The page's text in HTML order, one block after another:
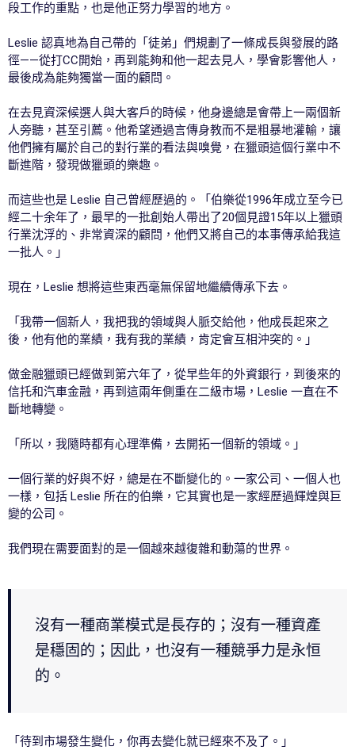
段工作的重點，也是他正努力學習的地方。
Leslie 認真地為自己帶的「徒弟」們規劃了一條成長與發展的路
徑——從打CC開始，再到能夠和他一起去見人，學會影響他人，
最後成為能夠獨當一面的顧問。
在去見資深候選人與大客戶的時候，他身邊總是會帶上一兩個新
人旁聽，甚至引薦。他希望通過言傳身教而不是粗暴地灌輸，讓
他們擁有屬於自己的對行業的看法與嗅覺，在獵頭這個行業中不
斷進階，發現做獵頭的樂趣。
而這些也是 Leslie 自己曾經歷過的。「伯樂從1996年成立至今已
經二十余年了，最早的一批創始人帶出了20個見證15年以上獵頭
行業沈浮的、非常資深的顧問，他們又將自己的本事傳承給我這
一批人。」
現在，Leslie 想將這些東西毫無保留地繼續傳承下去。
「我帶一個新人，我把我的領域與人脈交給他，他成長起來之
後，他有他的業績，我有我的業績，肯定會互相沖突的。」
做金融獵頭已經做到第六年了，從早些年的外資銀行，到後來的
信托和汽車金融，再到這兩年側重在二級市場，Leslie 一直在不
斷地轉變。
「所以，我隨時都有心理準備，去開拓一個新的領域。」
一個行業的好與不好，總是在不斷變化的。一家公司、一個人也
一樣，包括 Leslie 所在的伯樂，它其實也是一家經歷過輝煌與巨
變的公司。
我們現在需要面對的是一個越來越復雜和動蕩的世界。
沒有一種商業模式是長存的；沒有一種資產
是穩固的；因此，也沒有一種競爭力是永恒
的。
「待到市場發生變化，你再去變化就已經來不及了。」